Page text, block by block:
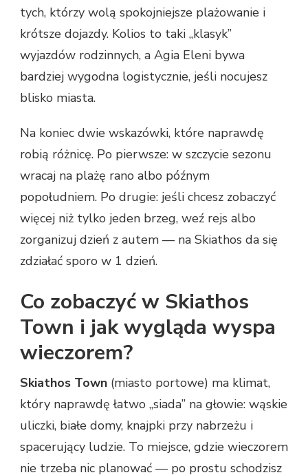
tych, którzy wolą spokojniejsze plażowanie i
krótsze dojazdy. Kolios to taki „klasyk”
wyjazdów rodzinnych, a Agia Eleni bywa
bardziej wygodna logistycznie, jeśli nocujesz
blisko miasta.
Na koniec dwie wskazówki, które naprawdę
robią różnicę. Po pierwsze: w szczycie sezonu
wracaj na plażę rano albo późnym
popołudniem. Po drugie: jeśli chcesz zobaczyć
więcej niż tylko jeden brzeg, weź rejs albo
zorganizuj dzień z autem — na Skiathos da się
zdziałać sporo w 1 dzień.
Co zobaczyć w Skiathos
Town i jak wygląda wyspa
wieczorem?
Skiathos Town (miasto portowe) ma klimat,
który naprawdę łatwo „siada” na głowie: wąskie
uliczki, białe domy, knajpki przy nabrzeżu i
spacerujący ludzie. To miejsce, gdzie wieczorem
nie trzeba nic planować — po prostu schodzisz